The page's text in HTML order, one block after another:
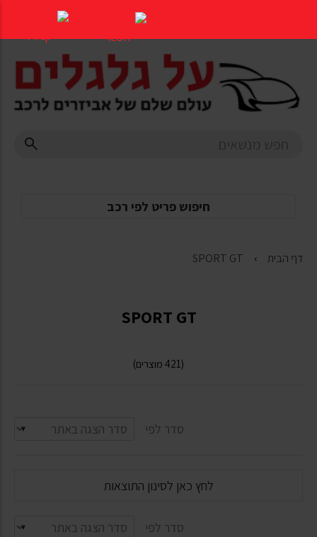
העמוד
חיפוש פריט לפי רכב
דף הבית SPORT GT
SPORT GT
(421 מוצרים)
סדר לפי
לחץ כאן לסינון התוצאות
סדר לפי